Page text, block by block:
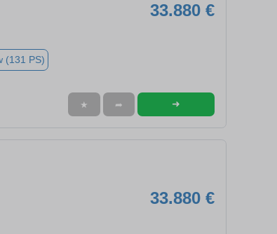
33.880 €
(131 PS)
★ ➦ ➜
33.880 €